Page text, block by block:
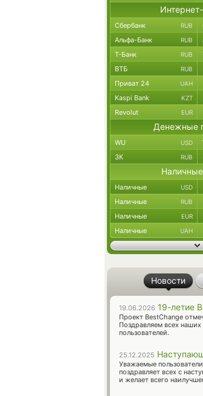
Сбербанк RUB
Альфа-Банк RUB
Т-Банк RUB
ВТБ RUB
Приват 24 UAH
Kaspi Bank KZT
Revolut EUR
Денежные
WU USD
ЗК RUB
Наличные USD
Наличные RUB
Наличные EUR
Наличные UAH
Новости
19.06.2026 19-летие
Проект BestChange
Поздравляем всех наших
пользователей.
25.12.2025
Уважаемые
поздравляет всех с
и желает всего